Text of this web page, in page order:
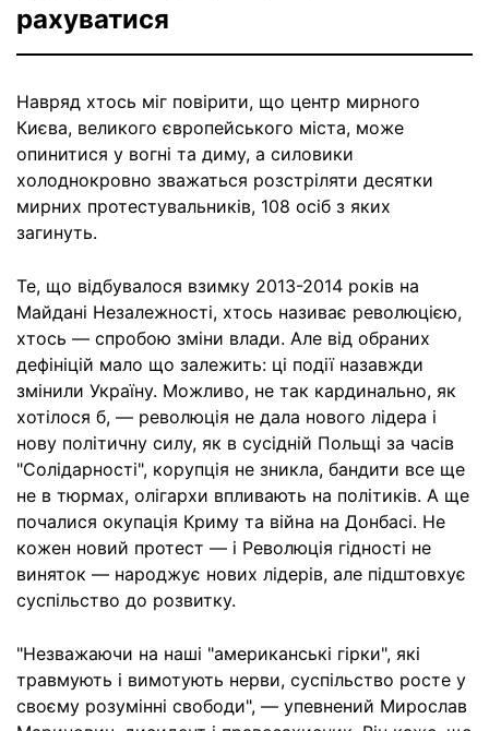
рахуватися
Навряд хтось міг повірити, що центр мирного
Києва, великого європейського міста, може
опинитися у вогні та диму, а силовики
холоднокровно зважаться розстріляти десятки
мирних протестувальників, 108 осіб з яких
загинуть.
Те, що відбувалося взимку 2013-2014 років на
Майдані Незалежності, хтось називає революцією,
хтось — спробою зміни влади. Але від обраних
дефініцій мало що залежить: ці події назавжди
змінили Україну. Можливо, не так кардинально, як
хотілося б, — революція не дала нового лідера і
нову політичну силу, як в сусідній Польщі за часів
"Солідарності", корупція не зникла, бандити все ще
не в тюрмах, олігархи впливають на політиків. А ще
почалися окупація Криму та війна на Донбасі. Не
кожен новий протест — і Революція гідності не
виняток — народжує нових лідерів, але підштовхує
суспільство до розвитку.
"Незважаючи на наші "американські гірки", які
травмують і вимотують нерви, суспільство росте у
своєму розумінні свободи", — упевнений Мирослав